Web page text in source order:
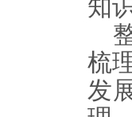
知
梳
发